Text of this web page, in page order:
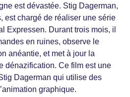
est dévastée. Stig Dagerman,
est chargé de réaliser une série
Expressen. Durant trois mois, il
en ruines, observe le
anéantie, et met à jour la
dénazification. Ce film est une
Dagerman qui utilise des
graphique.